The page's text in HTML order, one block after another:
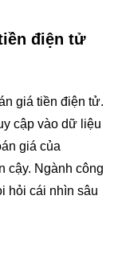
điện tử
giá tiền điện tử.
cập vào dữ liệu
giá của
cậy. Ngành công
hỏi cái nhìn sâu